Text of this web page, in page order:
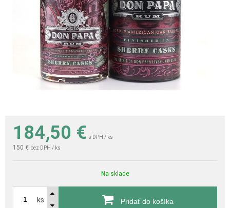
184,50 € s DPH / ks
150 € bez DPH / ks
Na sklade
ks Pridať do košíka